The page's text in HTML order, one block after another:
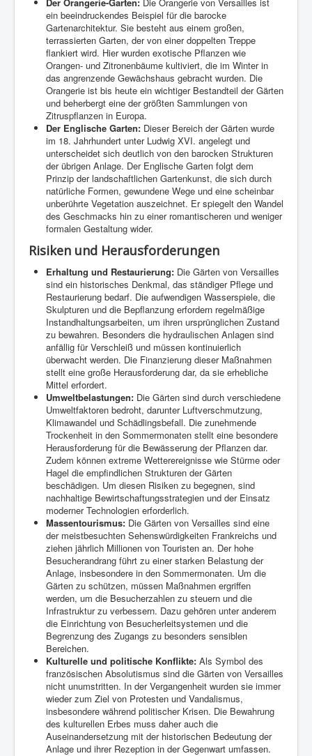
ein beeindruckendes Beispiel für die barocke
Gartenarchitektur. Sie besteht aus einem großen,
terrassierten Garten, der von einer doppelten Treppe
flankiert wird. Hier wurden exotische Pflanzen wie
Orangen- und Zitronenbäume kultiviert, die im Winter in
das angrenzende Gewächshaus gebracht wurden. Die
Orangerie ist bis heute ein wichtiger Bestandteil der Gärten
und beherbergt eine der größten Sammlungen von
Zitruspflanzen in Europa.
Der Englische Garten: Dieser Bereich der Gärten wurde
im 18. Jahrhundert unter Ludwig XVI. angelegt und
unterscheidet sich deutlich von den barocken Strukturen
der übrigen Anlage. Der Englische Garten folgt dem
Prinzip der landschaftlichen Gartenkunst, die sich durch
natürliche Formen, gewundene Wege und eine scheinbar
unberührte Vegetation auszeichnet. Er spiegelt den Wandel
des Geschmacks hin zu einer romantischeren und weniger
formalen Gestaltung wider.
Risiken und Herausforderungen
Erhaltung und Restaurierung: Die Gärten von Versailles
sind ein historisches Denkmal, das ständiger Pflege und
Restaurierung bedarf. Die aufwendigen Wasserspiele, die
Skulpturen und die Bepflanzung erfordern regelmäßige
Instandhaltungsarbeiten, um ihren ursprünglichen Zustand
zu bewahren. Besonders die hydraulischen Anlagen sind
anfällig für Verschleiß und müssen kontinuierlich
überwacht werden. Die Finanzierung dieser Maßnahmen
stellt eine große Herausforderung dar, da sie erhebliche
Mittel erfordert.
Umweltbelastungen: Die Gärten sind durch verschiedene
Umweltfaktoren bedroht, darunter Luftverschmutzung,
Klimawandel und Schädlingsbefall. Die zunehmende
Trockenheit in den Sommermonaten stellt eine besondere
Herausforderung für die Bewässerung der Pflanzen dar.
Zudem können extreme Wetterereignisse wie Stürme oder
Hagel die empfindlichen Strukturen der Gärten
beschädigen. Um diesen Risiken zu begegnen, sind
nachhaltige Bewirtschaftungsstrategien und der Einsatz
moderner Technologien erforderlich.
Massentourismus: Die Gärten von Versailles sind eine
der meistbesuchten Sehenswürdigkeiten Frankreichs und
ziehen jährlich Millionen von Touristen an. Der hohe
Besucherandrang führt zu einer starken Belastung der
Anlage, insbesondere in den Sommermonaten. Um die
Gärten zu schützen, müssen Maßnahmen ergriffen
werden, um die Besucherzahlen zu steuern und die
Infrastruktur zu verbessern. Dazu gehören unter anderem
die Einrichtung von Besucherleitsystemen und die
Begrenzung des Zugangs zu besonders sensiblen
Bereichen.
Kulturelle und politische Konflikte: Als Symbol des
französischen Absolutismus sind die Gärten von Versailles
nicht unumstritten. In der Vergangenheit wurden sie immer
wieder zum Ziel von Protesten und Vandalismus,
insbesondere während politischer Krisen. Die Bewahrung
des kulturellen Erbes muss daher auch die
Auseinandersetzung mit der historischen Bedeutung der
Anlage und ihrer Rezeption in der Gegenwart umfassen.